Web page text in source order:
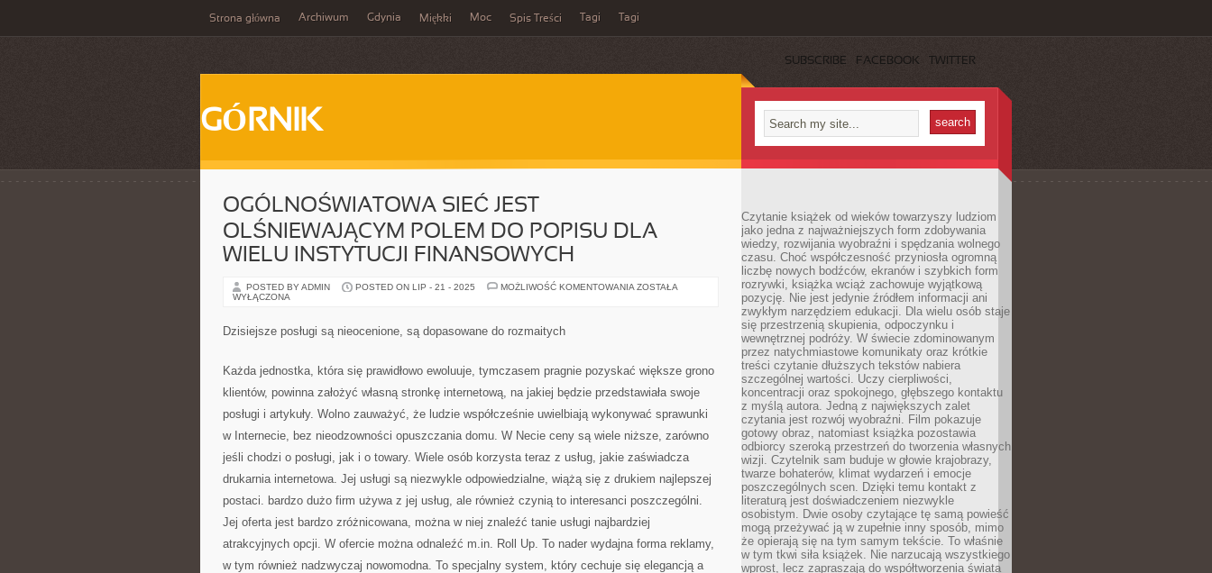
Strona główna Archiwum Gdynia Miękki Moc Spis Treści Tagi Tagi
SUBSCRIBE FACEBOOK TWITTER
GÓRNIK
OGÓLNOŚWIATOWA SIEĆ JEST
OLŚNIEWAJĄCYM POLEM DO POPISU DLA
WIELU INSTYTUCJI FINANSOWYCH
POSTED BY ADMIN POSTED ON LIP - 21 - 2025 MOŻLIWOŚĆ KOMENTOWANIA OGÓLNOŚWIATOWA
WIELU
INSTYTUCJI
ZOSTAŁA
WYŁĄCZONA
Dzisiejsze posługi są nieocenione, są dopasowane do rozmaitych
Każda jednostka, która się prawidłowo ewoluuje, tymczasem pragnie pozyskać większe grono
klientów, powinna założyć własną stronkę internetową, na jakiej będzie przedstawiała swoje
posługi i artykuły. Wolno zauważyć, że ludzie współcześnie uwielbiają wykonywać sprawunki
w Internecie, bez nieodzowności opuszczania domu. W Necie ceny są wiele niższe, zarówno
jeśli chodzi o posługi, jak i o towary. Wiele osób korzysta teraz z usług, jakie zaświadcza
drukarnia internetowa. Jej usługi są niezwykle odpowiedzialne, wiążą się z drukiem najlepszej
postaci. bardzo dużo firm używa z jej usług, ale również czynią to interesanci poszczególni.
Jej oferta jest bardzo zróżnicowana, można w niej znaleźć tanie usługi najbardziej
atrakcyjnych opcji. W ofercie można odnaleźć m.in. Roll Up. To nader wydajna forma reklamy,
w tym również nadzwyczaj nowomodna. To specjalny system, który cechuje się elegancją a
Czytanie książek od wieków towarzyszy ludziom
jako jedna z najważniejszych form zdobywania
wiedzy, rozwijania wyobraźni i spędzania wolnego
czasu. Choć współczesność przyniosła ogromną
liczbę nowych bodźców, ekranów i szybkich form
rozrywki, książka wciąż zachowuje wyjątkową
pozycję. Nie jest jedynie źródłem informacji ani
zwykłym narzędziem edukacji. Dla wielu osób staje
się przestrzenią skupienia, odpoczynku i
wewnętrznej podróży. W świecie zdominowanym
przez natychmiastowe komunikaty oraz krótkie
treści czytanie dłuższych tekstów nabiera
szczególnej wartości. Uczy cierpliwości,
koncentracji oraz spokojnego, głębszego kontaktu
z myślą autora. Jedną z największych zalet
czytania jest rozwój wyobraźni. Film pokazuje
gotowy obraz, natomiast książka pozostawia
odbiorcy szeroką przestrzeń do tworzenia własnych
wizji. Czytelnik sam buduje w głowie krajobrazy,
twarze bohaterów, klimat wydarzeń i emocje
poszczególnych scen. Dzięki temu kontakt z
literaturą jest doświadczeniem niezwykle
osobistym. Dwie osoby czytające tę samą powieść
mogą przeżywać ją w zupełnie inny sposób, mimo
że opierają się na tym samym tekście. To właśnie
w tym tkwi siła książek. Nie narzucają wszystkiego
wprost, lecz zapraszają do współtworzenia świata